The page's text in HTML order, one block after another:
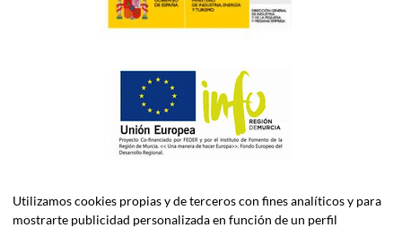
Utilizamos cookies propias y de terceros con fines analíticos y para
mostrarte publicidad personalizada en función de un perfil